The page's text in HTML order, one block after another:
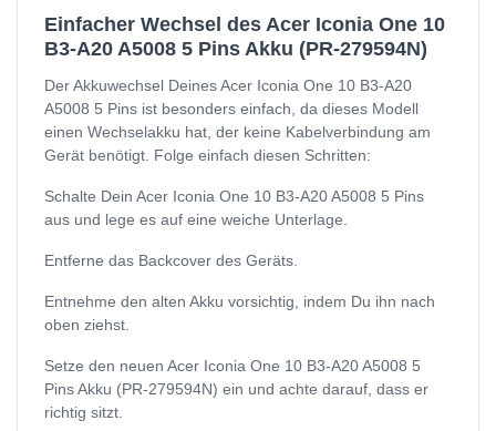
Einfacher Wechsel des Acer Iconia One 10
B3-A20 A5008 5 Pins Akku (PR-279594N)
Der Akkuwechsel Deines Acer Iconia One 10 B3-A20
A5008 5 Pins ist besonders einfach, da dieses Modell
einen Wechselakku hat, der keine Kabelverbindung am
Gerät benötigt. Folge einfach diesen Schritten:
Schalte Dein Acer Iconia One 10 B3-A20 A5008 5 Pins
aus und lege es auf eine weiche Unterlage.
Entferne das Backcover des Geräts.
Entnehme den alten Akku vorsichtig, indem Du ihn nach
oben ziehst.
Setze den neuen Acer Iconia One 10 B3-A20 A5008 5
Pins Akku (PR-279594N) ein und achte darauf, dass er
richtig sitzt.